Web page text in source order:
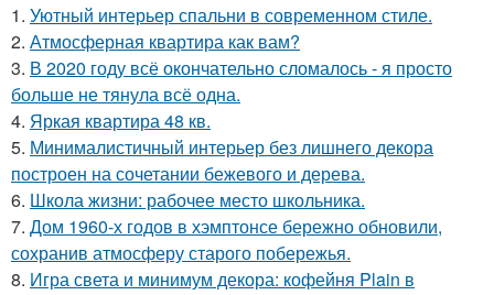
1. Уютный интерьер спальни в современном стиле.
2. Атмосферная квартира как вам?
3. В 2020 году всё окончательно сломалось - я просто
больше не тянула всё одна.
4. Яркая квартира 48 кв.
5. Минималистичный интерьер без лишнего декора
построен на сочетании бежевого и дерева.
6. Школа жизни: рабочее место школьника.
7. Дом 1960-х годов в хэмптонсе бережно обновили,
сохранив атмосферу старого побережья.
8. Игра света и минимум декора: кофейня Plain в